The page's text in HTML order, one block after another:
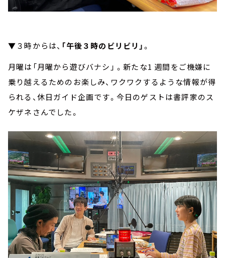
▼３時からは、 「午後３時のビリビリ」。
月曜は「月曜から遊びバナシ」 。新たな1 週間をご機嫌に
乗り越えるためのお楽しみ、ワクワクするような情報が得
られる、休⽇ガイド企画です。今日のゲストは書評家のス
ケザネさんでした。